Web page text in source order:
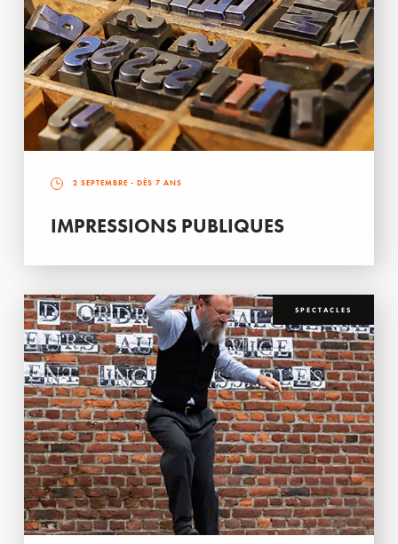
2 SEPTEMBRE - DÈS 7 ANS
IMPRESSIONS PUBLIQUES
SPECTACLES